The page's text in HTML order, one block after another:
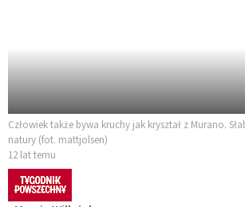
Człowiek także bywa kruchy jak kryształ z Murano.
natury (fot. mattjolsen)
12 lat temu